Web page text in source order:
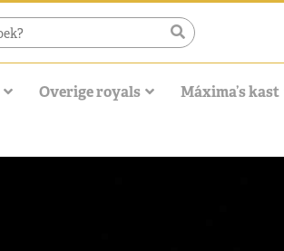
Overige royals Máxima’s kast